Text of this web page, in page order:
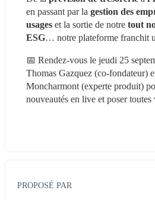
en passant par la gestion des
usages et la sortie de notre tout
ESG… notre plateforme franchit
📅 Rendez-vous le jeudi 25
Thomas Gazquez (co-fondateur)
Moncharmont (experte produit)
nouveautés en live et poser toutes
PROPOSÉ PAR